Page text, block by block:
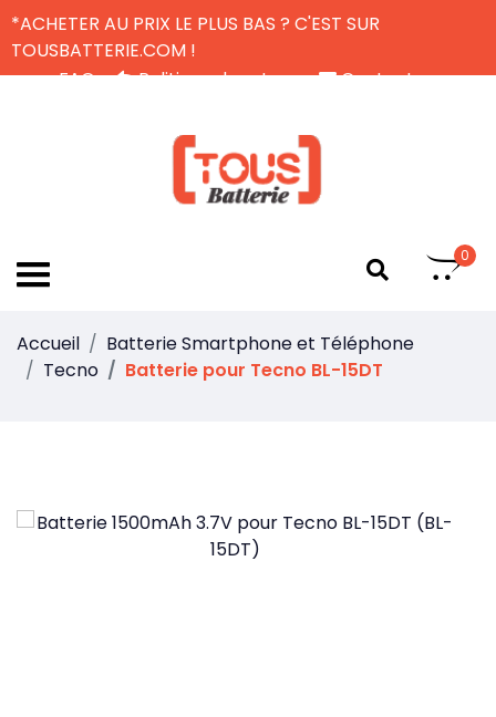
*ACHETER AU PRIX LE PLUS BAS ? C'EST SUR
TOUSBATTERIE.COM !
FAQ
Politique de retour
Contactez-nous
0
Accueil
Batterie Smartphone et Téléphone
Tecno
Batterie pour Tecno BL-15DT